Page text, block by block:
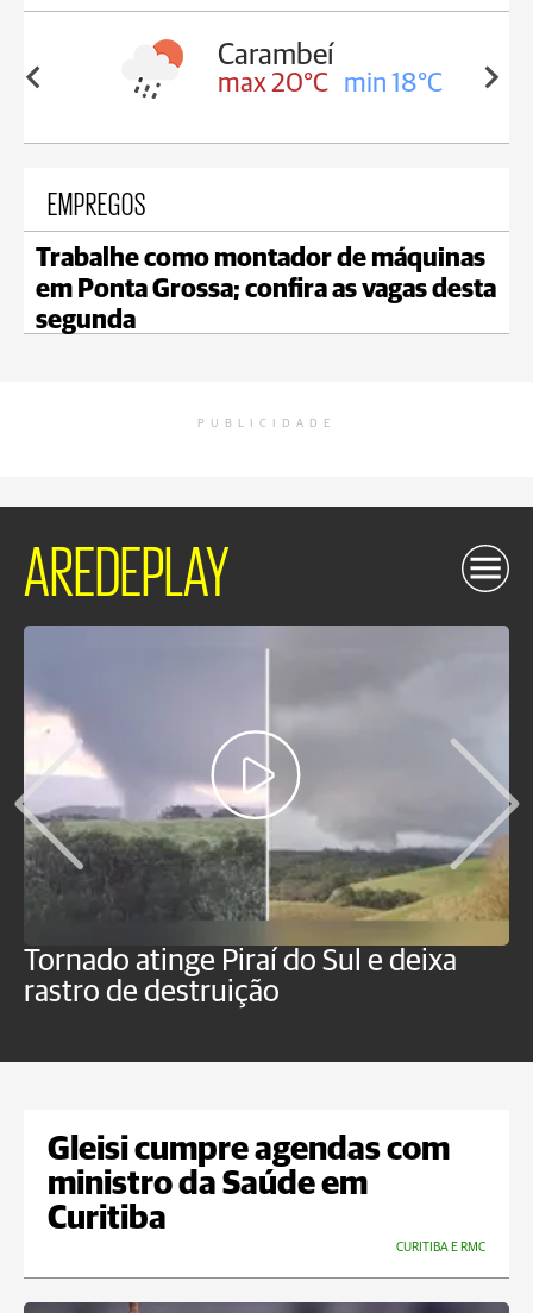
18°C
Carambeí
max 20°C min 18°C
EMPREGOS
Trabalhe como montador de máquinas
em Ponta Grossa; confira as vagas desta
segunda
PUBLICIDADE
AREDEPLAY
Tornado atinge Piraí do Sul e deixa
rastro de destruição
Gleisi cumpre agendas com
ministro da Saúde em
Curitiba
CURITIBA E RMC